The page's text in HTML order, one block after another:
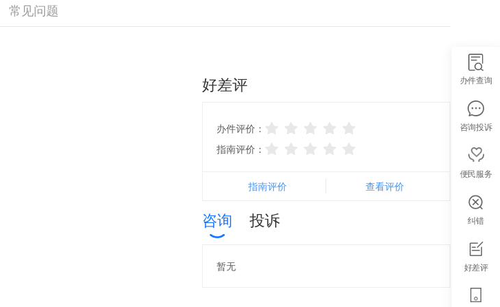
智能导办
常见问题
好差评
办件评价：
指南评价：
指南评价 查看评价
咨询 投诉
暂无
办件查询
咨询投诉
便民服务
纠错
好差评